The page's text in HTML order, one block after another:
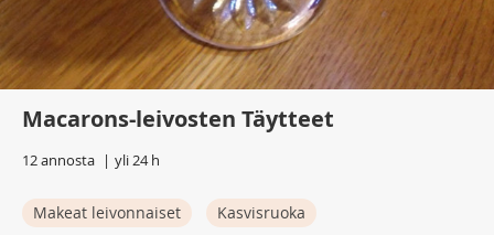
Macarons-leivosten Täytteet
12 annosta yli 24 h
Makeat leivonnaiset Kasvisruoka